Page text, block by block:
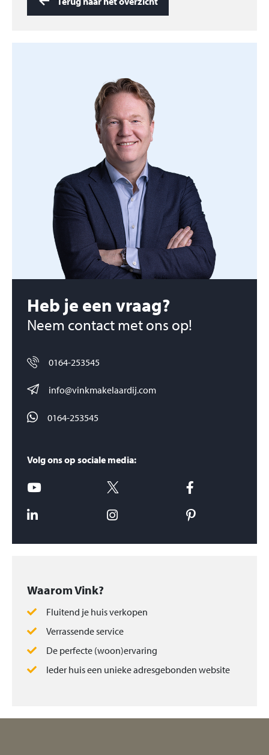
Heb je een vraag?
Neem contact met ons op!
0164-253545
info@vinkmakelaardij.com
0164-253545
Volg ons op sociale media:
Waarom Vink?
Fluitend je huis verkopen
Verrassende service
De perfecte (woon)ervaring
Ieder huis een unieke adresgebonden website